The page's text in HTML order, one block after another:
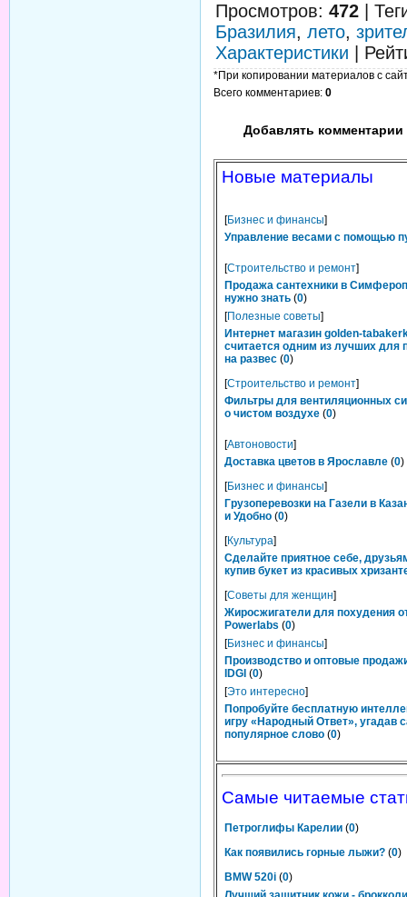
Просмотров: 472
Бразилия, лето,
Характеристики
*При копировании материалов с
Всего комментариев: 0
Добавлять комментарии
Новые материалы
[Бизнес и финансы]
Управление весами с помощью
[Строительство и ремонт]
Продажа сантехники в
нужно знать (0)
[Полезные советы]
Интернет магазин golden-
считается одним из лучших для
на развес (0)
[Строительство и ремонт]
Фильтры для вентиляционных
о чистом воздухе (0)
[Автоновости]
Доставка цветов в Ярославле (0)
[Бизнес и финансы]
Грузоперевозки на Газели в
и Удобно (0)
[Культура]
Сделайте приятное себе,
купив букет из красивых
[Советы для женщин]
Жиросжигатели для похудения
Powerlabs (0)
[Бизнес и финансы]
Производство и оптовые
IDGI (0)
[Это интересно]
Попробуйте бесплатную
игру «Народный Ответ», угадав
популярное слово (0)
Самые читаемые
Петроглифы Карелии (0)
Как появились горные лыжи? (0)
BMW 520i (0)